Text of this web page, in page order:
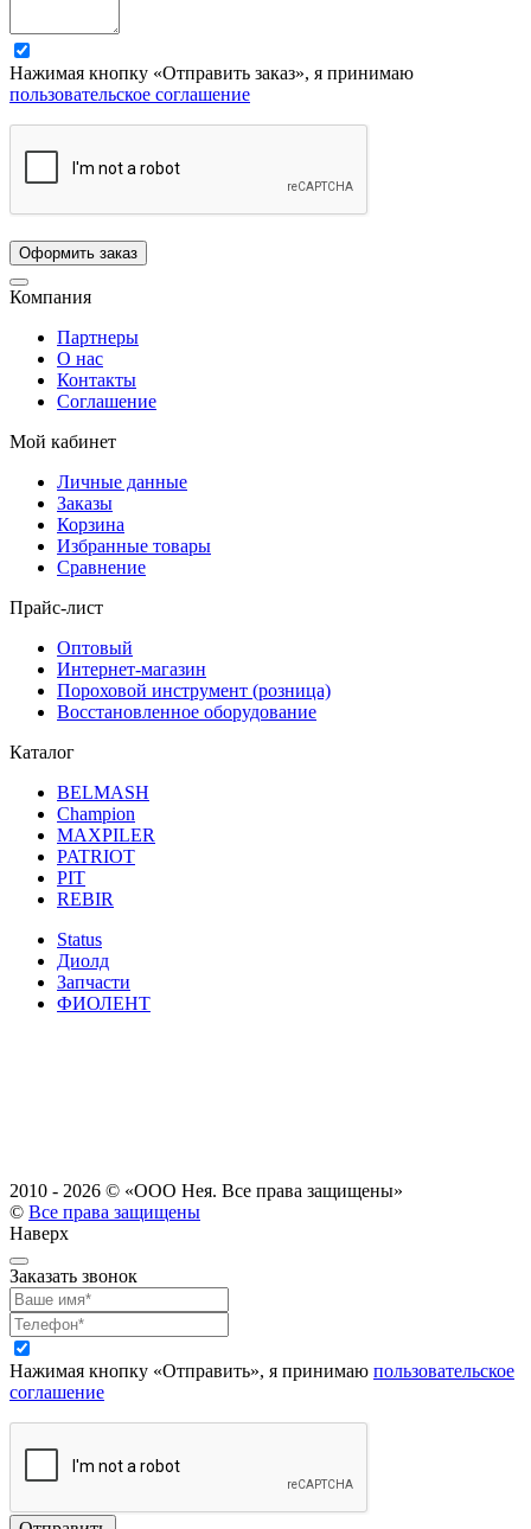
Нажимая кнопку «Отправить заказ», я принимаю
пользовательское соглашение
Компания
Партнеры
О нас
Контакты
Соглашение
Мой кабинет
Личные данные
Заказы
Корзина
Избранные товары
Сравнение
Прайс-лист
Оптовый
Интернет-магазин
Пороховой инструмент (розница)
Восстановленное оборудование
Каталог
BELMASH
Champion
MAXPILER
PATRIOT
PIT
REBIR
Status
Диолд
Запчасти
ФИОЛЕНТ
2010 - 2026 © «ООО Нея. Все права защищены»
© Все права защищены
Наверх
Заказать звонок
Нажимая кнопку «Отправить», я принимаю пользовательское
соглашение